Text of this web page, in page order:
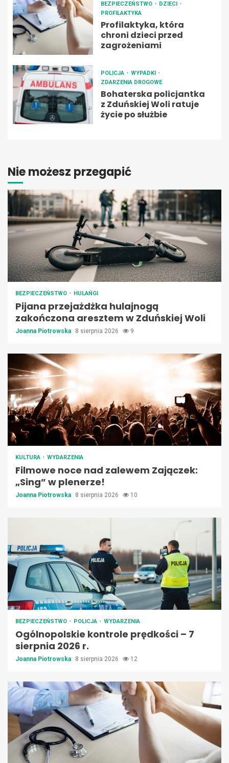
BEZPIECZEŃSTWO
DZIECI
PROFILAKTYKA
Profilaktyka, która
chroni dzieci przed
zagrożeniami
POLICJA
WYPADKI
ZDARZENIA DROGOWE
Bohaterska policjantka
z Zduńskiej Woli ratuje
życie po służbie
Nie możesz przegapić
BEZPIECZEŃSTWO HULAŃGI
Pijana przejażdżka hulajnogą
zakończona aresztem w Zduńskiej Woli
Joanna Piotrowska 8 sierpnia 2026 9
KULTURA WYDARZENIA
Filmowe noce nad zalewem Zajączek:
„Sing” w plenerze!
Joanna Piotrowska 8 sierpnia 2026 10
BEZPIECZEŃSTWO POLICJA WYDARZENIA
Ogólnopolskie kontrole prędkości – 7
sierpnia 2026 r.
Joanna Piotrowska 8 sierpnia 2026 12